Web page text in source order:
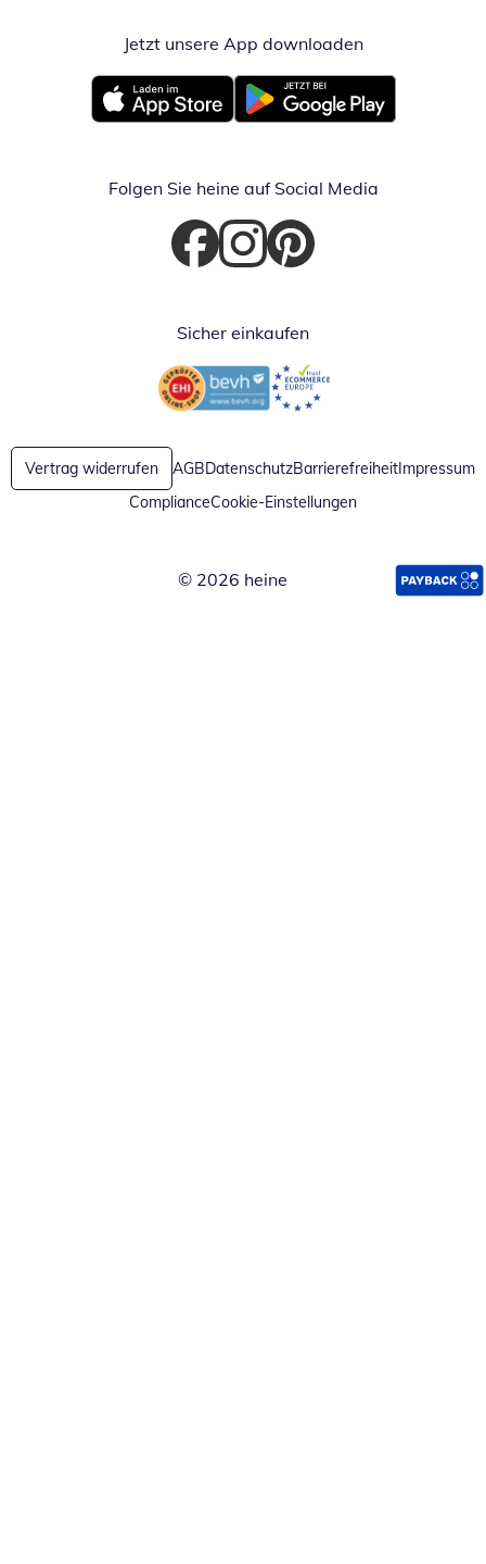
Jetzt unsere App downloadenÖffnet in
Öffnet in neuem FensterÖffnet in neuem Fenster
Folgen Sie heine auf Social Media
Öffnet in neuem Fenster
Öffnet in neuem Fenster
Öffnet in neuem Fenster
Sicher einkaufen
Öffnet in neuem FensterÖffnet in neuem Fenster
Vertrag widerrufen AGBDatenschutzBarrierefreiheitImpressum
ComplianceCookie-Einstellungen
© 2026 heine